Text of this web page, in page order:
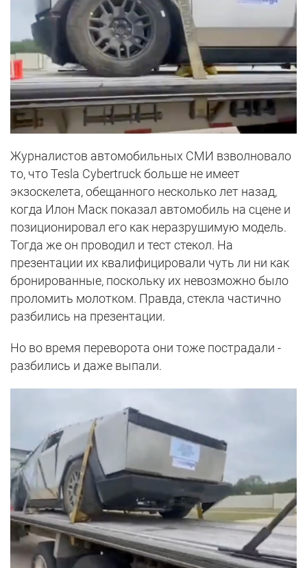
Журналистов автомобильных СМИ взволновало
то, что Tesla Cybertruck больше не имеет
экзоскелета, обещанного несколько лет назад,
когда Илон Маск показал автомобиль на сцене и
позиционировал его как неразрушимую модель.
Тогда же он проводил и тест стекол. На
презентации их квалифицировали чуть ли ни как
бронированные, поскольку их невозможно было
проломить молотком. Правда, стекла частично
разбились на презентации.
Но во время переворота они тоже пострадали -
разбились и даже выпали.